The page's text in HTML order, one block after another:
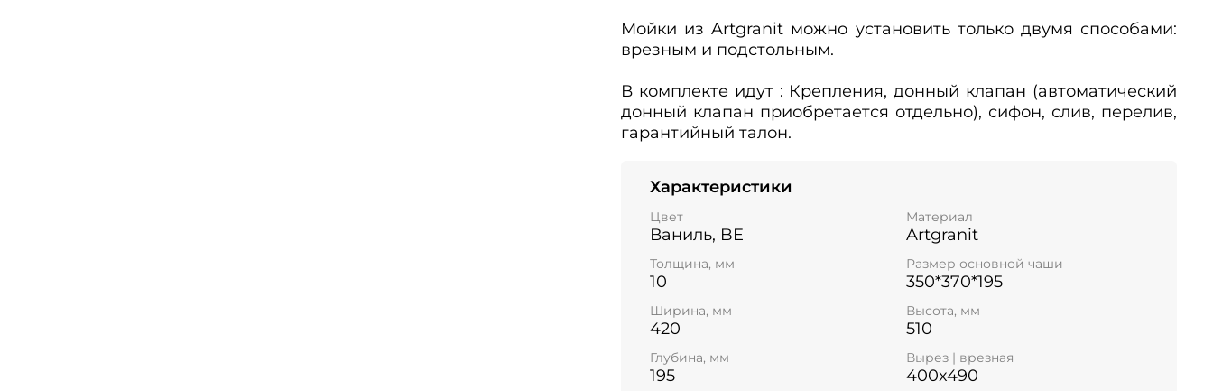
Мойки из Artgranit можно установить только двумя способами:
врезным и подстольным.
В комплекте идут : Крепления, донный клапан (автоматический
донный клапан приобретается отдельно), сифон, слив, перелив,
гарантийный талон.
Характеристики
Цвет
Ваниль, BE
Материал
Artgranit
Толщина, мм
10
Размер основной чаши
350*370*195
Ширина, мм
420
Высота, мм
510
Глубина, мм
195
Вырез | врезная
400x490